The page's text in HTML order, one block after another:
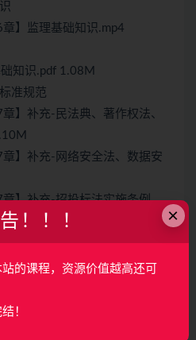
】监理基础知识.mp4
知识.pdf 1.08M
准规范
】补充-民法典、著作权法、
】补充-网络安全法、数据安
】补充-招投标法实施条例、
】法律法规与标准规范.mp4
典、著作权法、专利法、商标
×
！！！
的课程，资源价值越高还可
！